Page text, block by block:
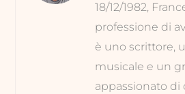
18/12/1982,
professione di
è uno scrittore,
musicale e un
appassionato di